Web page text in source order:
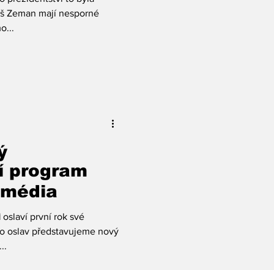
Zeman mají nesporné
program
oslaví první rok své
oslav představujeme nový